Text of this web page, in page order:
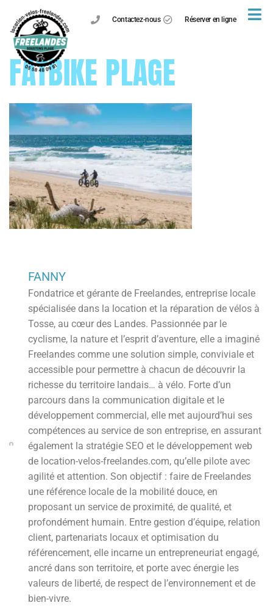
Contactez-nous Réserver en ligne
FATBIKE PLAGE
FANNY
Fondatrice et gérante de Freelandes, entreprise locale
spécialisée dans la location et la réparation de vélos à
Tosse, au cœur des Landes. Passionnée par le
cyclisme, la nature et l’esprit d’aventure, elle a imaginé
Freelandes comme une solution simple, conviviale et
accessible pour permettre à chacun de découvrir la
richesse du territoire landais… à vélo. Forte d’un
parcours dans la communication digitale et le
développement commercial, elle met aujourd’hui ses
compétences au service de son entreprise, en assurant
également la stratégie SEO et le développement web
de location-velos-freelandes.com, qu’elle pilote avec
agilité et attention. Son objectif : faire de Freelandes
une référence locale de la mobilité douce, en
proposant un service de proximité, de qualité, et
profondément humain. Entre gestion d’équipe, relation
client, partenariats locaux et optimisation du
référencement, elle incarne un entrepreneuriat engagé,
ancré dans son territoire, et porte avec énergie les
valeurs de liberté, de respect de l’environnement et de
bien-vivre.